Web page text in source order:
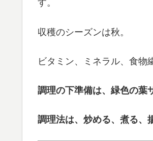
す。
収穫のシーズンは秋。
ビタミン、ミネラル、食物
調理の下準備は、緑色の葉
調理法は、炒める、煮る、